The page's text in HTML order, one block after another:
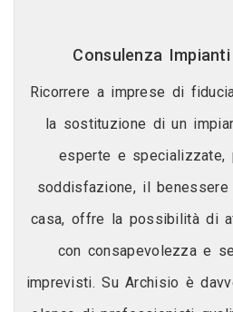
Consulenza
Ricorrere a imprese di
la sostituzione di un
esperte e specializzate,
soddisfazione, il
casa, offre la possibilità di
con consapevolezza e
imprevisti. Su Archisio è